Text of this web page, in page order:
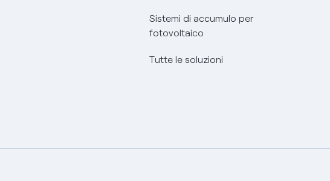
Sistemi di accumulo per
fotovoltaico
Tutte le soluzioni